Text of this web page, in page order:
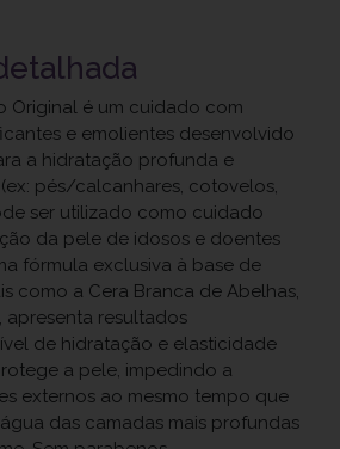
Original é um cuidado com
e emolientes desenvolvido
a hidratação profunda e
pés/calcanhares, cotovelos,
ser utilizado como cuidado
da pele de idosos e doentes
fórmula exclusiva à base de
como a Cera Branca de Abelhas,
apresenta resultados
de hidratação e elasticidade
a pele, impedindo a
externos ao mesmo tempo que
das camadas mais profundas